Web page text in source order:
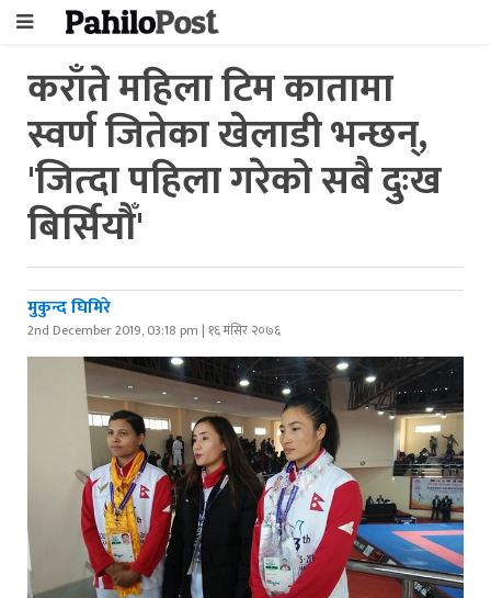
कराँते महिला टिम कातामा
स्वर्ण जितेका खेलाडी भन्छन्,
'जित्दा पहिला गरेको सबै दुःख
बिर्सियौँ'
मुकुन्द घिमिरे
2nd December 2019, 03:18 pm | १६ मंसिर २०७६